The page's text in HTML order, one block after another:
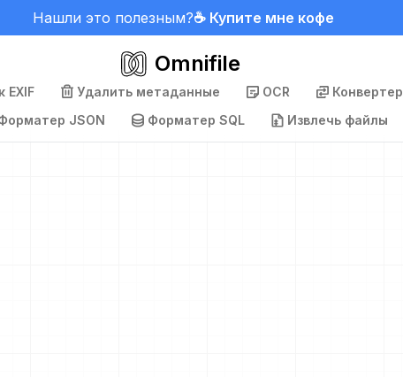
Нашли это полезным?☕ Купите мне кофе
Omnifile
EXIF Удалить метаданные OCR Конвертер
JSON
Форматер SQL Извлечь файлы